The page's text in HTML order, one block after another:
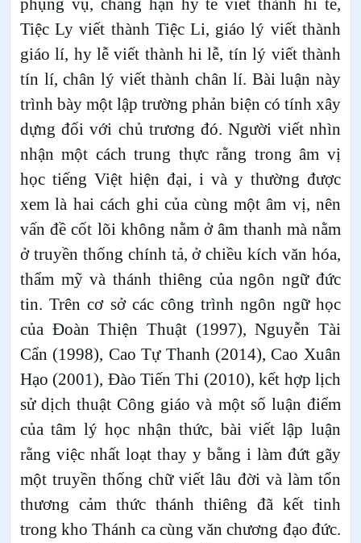
Tiệc Ly viết thành Tiệc Li, giáo lý viết thành
giáo lí, hy lễ viết thành hi lễ, tín lý viết thành
tín lí, chân lý viết thành chân lí. Bài luận này
trình bày một lập trường phản biện có tính xây
dựng đối với chủ trương đó. Người viết nhìn
nhận một cách trung thực rằng trong âm vị
học tiếng Việt hiện đại, i và y thường được
xem là hai cách ghi của cùng một âm vị, nên
vấn đề cốt lõi không nằm ở âm thanh mà nằm
ở truyền thống chính tả, ở chiều kích văn hóa,
thẩm mỹ và thánh thiêng của ngôn ngữ đức
tin. Trên cơ sở các công trình ngôn ngữ học
của Đoàn Thiện Thuật (1997), Nguyễn Tài
Cẩn (1998), Cao Tự Thanh (2014), Cao Xuân
Hạo (2001), Đào Tiến Thi (2010), kết hợp lịch
sử dịch thuật Công giáo và một số luận điểm
của tâm lý học nhận thức, bài viết lập luận
rằng việc nhất loạt thay y bằng i làm đứt gãy
một truyền thống chữ viết lâu đời và làm tổn
thương cảm thức thánh thiêng đã kết tinh
trong kho Thánh ca cùng văn chương đạo đức.